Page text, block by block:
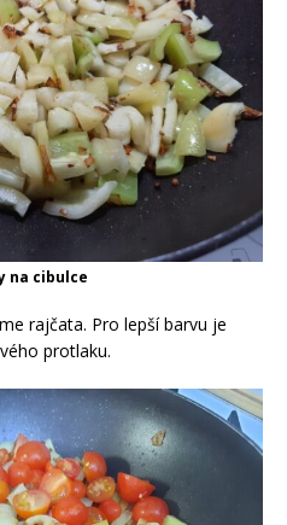
na cibulce
rajčata. Pro lepší barvu je
protlaku.